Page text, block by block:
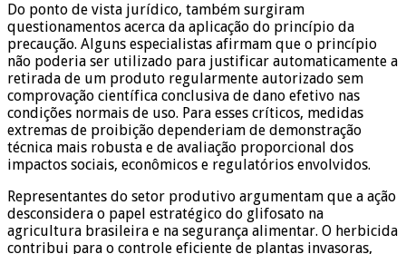
Do ponto de vista jurídico, também surgiram
questionamentos acerca da aplicação do princípio da
precaução. Alguns especialistas afirmam que o princípio
não poderia ser utilizado para justificar automaticamente a
retirada de um produto regularmente autorizado sem
comprovação científica conclusiva de dano efetivo nas
condições normais de uso. Para esses críticos, medidas
extremas de proibição dependeriam de demonstração
técnica mais robusta e de avaliação proporcional dos
impactos sociais, econômicos e regulatórios envolvidos.
Representantes do setor produtivo argumentam que a ação
desconsidera o papel estratégico do glifosato na
agricultura brasileira e na segurança alimentar. O herbicida
contribui para o controle eficiente de plantas invasoras,